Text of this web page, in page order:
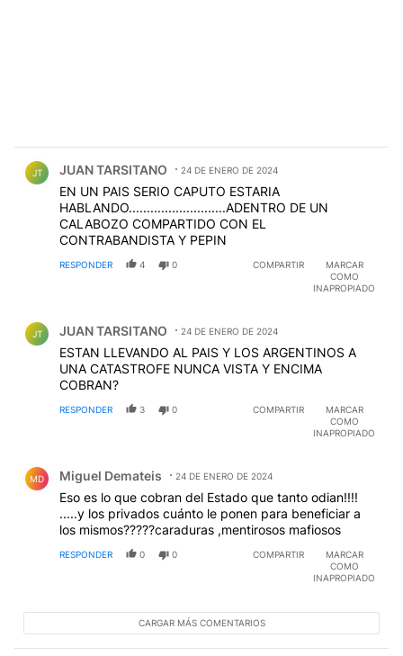
JT JUAN TARSITANO 24 DE ENERO DE 2024
EN UN PAIS SERIO CAPUTO ESTARIA
HABLANDO...........................ADENTRO DE UN
CALABOZO COMPARTIDO CON EL
CONTRABANDISTA Y PEPIN
RESPONDER 4 0 COMPARTIR
MARCAR
COMO
INAPROPIADO
JT JUAN TARSITANO 24 DE ENERO DE 2024
ESTAN LLEVANDO AL PAIS Y LOS ARGENTINOS A
UNA CATASTROFE NUNCA VISTA Y ENCIMA
COBRAN?
RESPONDER 3 0 COMPARTIR
MARCAR
COMO
INAPROPIADO
MD Miguel Demateis 24 DE ENERO DE 2024
Eso es lo que cobran del Estado que tanto odian!!!!
.....y los privados cuánto le ponen para beneficiar a
los mismos?????caraduras ,mentirosos mafiosos
RESPONDER 0 0 COMPARTIR
MARCAR
COMO
INAPROPIADO
CARGAR MÁS COMENTARIOS